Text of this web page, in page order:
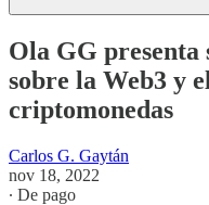
Ola GG
sobre la Web3 y
criptomonedas
Carlos G. Gaytán
nov 18, 2022
∙ De pago